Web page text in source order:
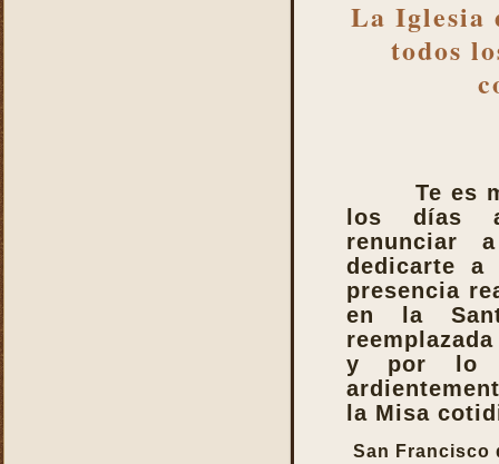
La Iglesia
todos
Te es
los días
renunciar
dedicarte
presencia
en la
y por lo
la Misa
San Francisco